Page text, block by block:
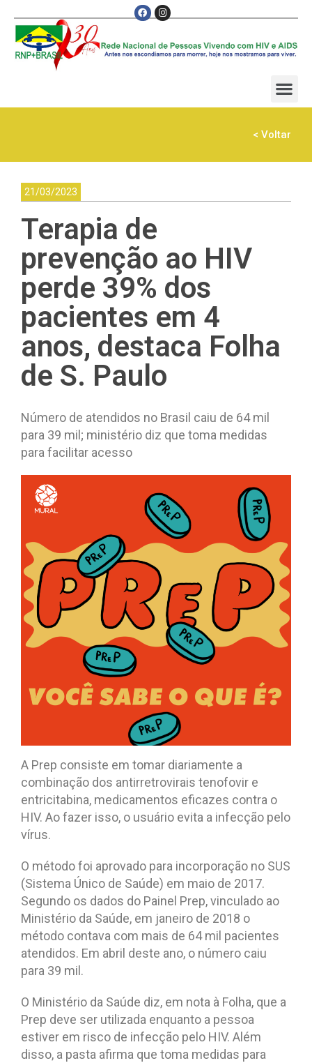
< Voltar
21/03/2023
Terapia de
prevenção ao HIV
perde 39% dos
pacientes em 4
anos, destaca Folha
de S. Paulo
Número de atendidos no Brasil caiu de 64 mil
para 39 mil; ministério diz que toma medidas
para facilitar acesso
A Prep consiste em tomar diariamente a
combinação dos antirretrovirais tenofovir e
entricitabina, medicamentos eficazes contra o
HIV. Ao fazer isso, o usuário evita a infecção pelo
vírus.
O método foi aprovado para incorporação no SUS
(Sistema Único de Saúde) em maio de 2017.
Segundo os dados do Painel Prep, vinculado ao
Ministério da Saúde, em janeiro de 2018 o
método contava com mais de 64 mil pacientes
atendidos. Em abril deste ano, o número caiu
para 39 mil.
O Ministério da Saúde diz, em nota à Folha, que a
Prep deve ser utilizada enquanto a pessoa
estiver em risco de infecção pelo HIV. Além
disso, a pasta afirma que toma medidas para